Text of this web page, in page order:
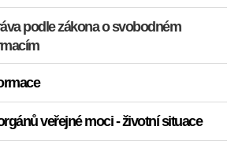
podle zákona o svobodném
veřejné moci - životní situace